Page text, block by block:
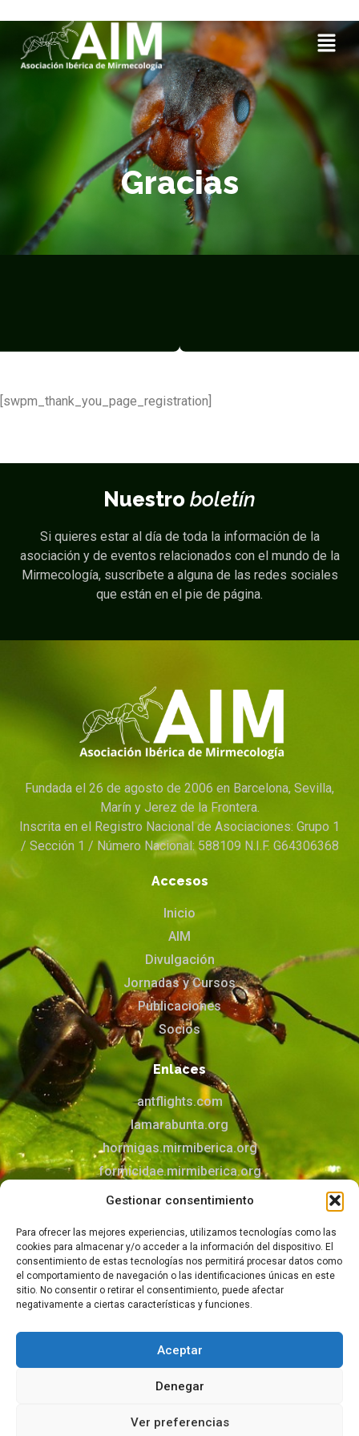
Gestionar consentimiento
Para ofrecer las mejores experiencias, utilizamos tecnologías como las
cookies para almacenar y/o acceder a la información del dispositivo. El
consentimiento de estas tecnologías nos permitirá procesar datos como
el comportamiento de navegación o las identificaciones únicas en este
sitio. No consentir o retirar el consentimiento, puede afectar
negativamente a ciertas características y funciones.
Aceptar
Denegar
Ver preferencias
Gracias
[swpm_thank_you_page_registration]
Nuestro boletín
Si quieres estar al día de toda la información de la
asociación y de eventos relacionados con el mundo de la
Mirmecología, suscríbete a alguna de las redes sociales
que están en el pie de página.
Fundada el 26 de agosto de 2006 en Barcelona, Sevilla,
Marín y Jerez de la Frontera.
Inscrita en el Registro Nacional de Asociaciones: Grupo 1
/ Sección 1 / Número Nacional: 588109 N.I.F. G64306368
Accesos
Inicio
AIM
Divulgación
Jornadas y Cursos
Publicaciones
Socios
Enlaces
antflights.com
lamarabunta.org
hormigas.mirmiberica.org
formicidae.mirmiberica.org
mirmecologia.jimdofree.com
Contacto
Puedes contactar con nosotros mediante el
formulario
© 2026 Todos los derechos reservados –